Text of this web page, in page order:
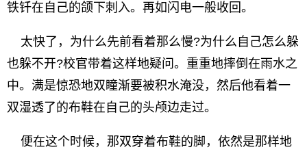
铁钎在自己的颌下刺入。再如闪电一般收回。
太快了，为什么先前看着那么慢?为什么自己怎么躲
也躲不开?校官带着这样地疑问。重重地摔倒在雨水之
中。满是惊恐地双瞳渐要被积水淹没，然后他看着一
双湿透了的布鞋在自己的头颅边走过。
便在这个时候，那双穿着布鞋的脚，依然是那样地